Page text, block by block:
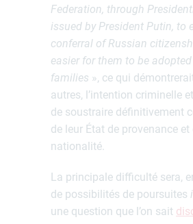
Federation, through
issued by President Putin, to
conferral of Russian
easier for them to be
families », ce qui
autres, l’intention criminelle
de soustraire définitivement
de leur État de provenance et
nationalité.
La principale difficulté sera,
de possibilités de poursuites
une question que l’on sait